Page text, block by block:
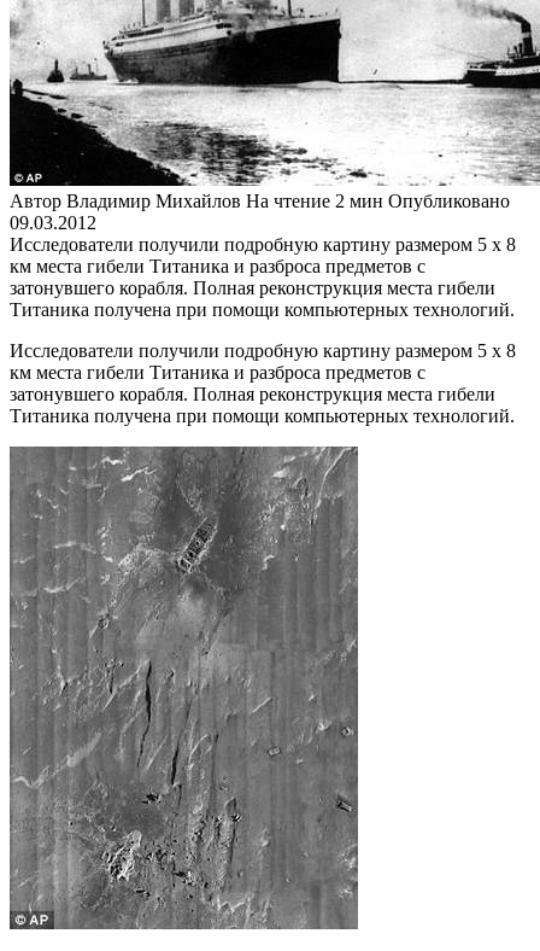
Автор Владимир Михайлов На чтение 2 мин Опубликовано
09.03.2012
Исследователи получили подробную картину размером 5 х 8
км места гибели Титаника и разброса предметов с
затонувшего корабля. Полная реконструкция места гибели
Титаника получена при помощи компьютерных технологий.
Исследователи получили подробную картину размером 5 х 8
км места гибели Титаника и разброса предметов с
затонувшего корабля. Полная реконструкция места гибели
Титаника получена при помощи компьютерных технологий.